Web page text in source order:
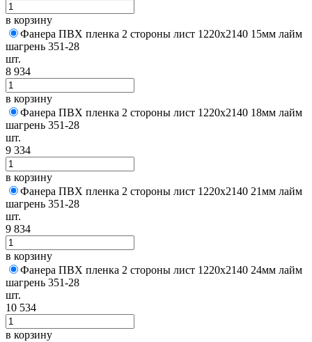
в корзину
Фанера ПВХ пленка 2 стороны лист 1220х2140 15мм лайм
шагрень 351-28
шт.
8 934
в корзину
Фанера ПВХ пленка 2 стороны лист 1220х2140 18мм лайм
шагрень 351-28
шт.
9 334
в корзину
Фанера ПВХ пленка 2 стороны лист 1220х2140 21мм лайм
шагрень 351-28
шт.
9 834
в корзину
Фанера ПВХ пленка 2 стороны лист 1220х2140 24мм лайм
шагрень 351-28
шт.
10 534
в корзину